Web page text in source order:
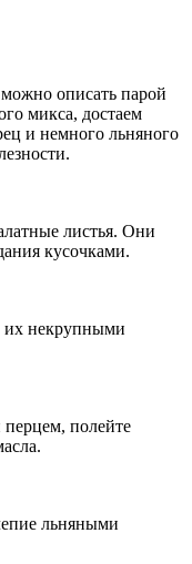
описать парой
микса, достаем
и немного льняного
листья. Они
кусочками.
их некрупными
полейте
льняными